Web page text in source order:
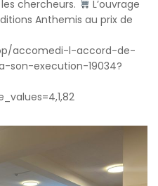
chercheurs.
L’ouvrage
Anthemis au prix de
accomedi-l-accord-de-
son-execution-19034?